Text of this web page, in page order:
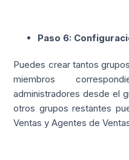
Paso 6:
Puedes crear tantos
miembros
administradores desde el
otros grupos restantes
Ventas y Agentes de